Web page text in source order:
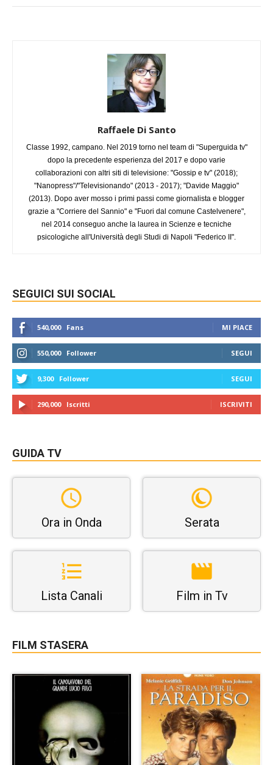
Raffaele Di Santo
Classe 1992, campano. Nel 2019 torno nel team di "Superguida tv"
dopo la precedente esperienza del 2017 e dopo varie
collaborazioni con altri siti di televisione: "Gossip e tv" (2018);
"Nanopress"/"Televisionando" (2013 - 2017); "Davide Maggio"
(2013). Dopo aver mosso i primi passi come giornalista e blogger
grazie a "Corriere del Sannio" e "Fuori dal comune Castelvenere",
nel 2014 conseguo anche la laurea in Scienze e tecniche
psicologiche all'Università degli Studi di Napoli "Federico II".
SEGUICI SUI SOCIAL
540,000 Fans MI PIACE
550,000 Follower SEGUI
9,300 Follower SEGUI
290,000 Iscritti ISCRIVITI
GUIDA TV
Ora in Onda Serata
Lista Canali Film in Tv
FILM STASERA